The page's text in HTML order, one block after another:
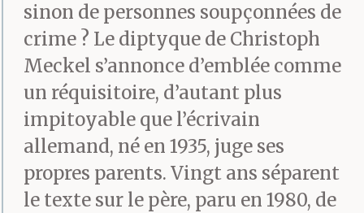
sinon de personnes soupçonnées de
crime ? Le diptyque de Christoph
Meckel s’annonce d’emblée comme
un réquisitoire, d’autant plus
impitoyable que l’écrivain
allemand, né en 1935, juge ses
propres parents. Vingt ans séparent
le texte sur le père, paru en 1980, de